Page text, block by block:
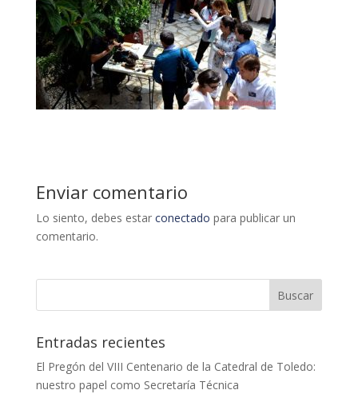
Enviar comentario
Lo siento, debes estar conectado para publicar un
comentario.
Entradas recientes
El Pregón del VIII Centenario de la Catedral de Toledo:
nuestro papel como Secretaría Técnica